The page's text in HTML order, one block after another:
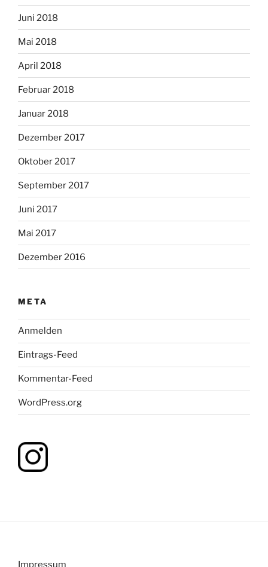
Juni 2018
Mai 2018
April 2018
Februar 2018
Januar 2018
Dezember 2017
Oktober 2017
September 2017
Juni 2017
Mai 2017
Dezember 2016
META
Anmelden
Eintrags-Feed
Kommentar-Feed
WordPress.org
Impressum